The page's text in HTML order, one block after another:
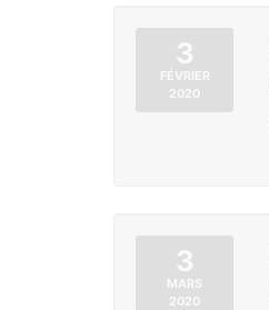
3
FÉVRIER
2020
3
MARS
2020